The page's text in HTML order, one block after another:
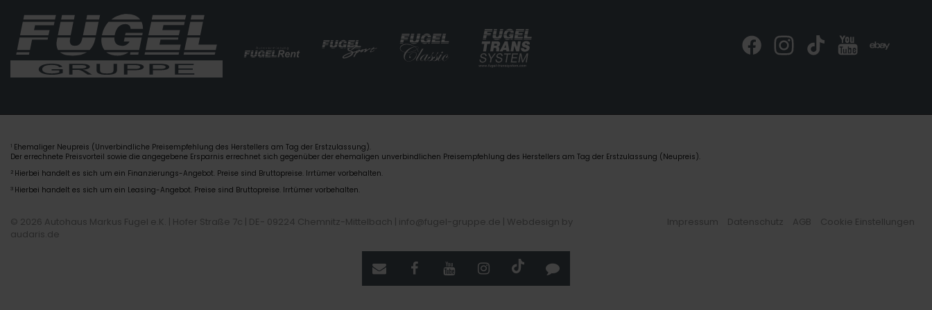
1 Ehemaliger Neupreis (Unverbindliche Preisempfehlung des Herstellers am Tag der Erstzulassung).
Der errechnete Preisvorteil sowie die angegebene Ersparnis errechnet sich gegenüber der ehemaligen unverbindlichen Preisempfehlung des Herstellers am Tag der Erstzulassung (Neupreis).
2 Hierbei handelt es sich um ein Finanzierungs-Angebot. Preise sind Bruttopreise. Irrtümer vorbehalten.
3 Hierbei handelt es sich um ein Leasing-Angebot. Preise sind Bruttopreise. Irrtümer vorbehalten.
© 2026 Autohaus Markus Fugel e.K. | Hofer Straße 7c | DE- 09224 Chemnitz-Mittelbach | info@fugel-gruppe.de | Webdesign by
audaris.de
Impressum Datenschutz AGB Cookie Einstellungen